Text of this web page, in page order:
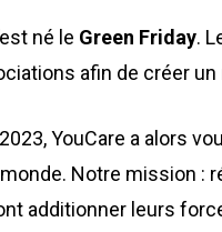
né le Green Friday. L
afin de créer
YouCare a alors
Notre mission :
additionner leurs